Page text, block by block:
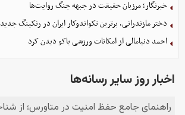
خبرنگار؛ مرزبان حقیقت در جبهه جنگ روایت‌ها
دختر مازندرانی، برترین تکواندوکار ایران در رنکینگ جدید
احمد دنیامالی از امکانات ورزشی باکو دیدن کرد